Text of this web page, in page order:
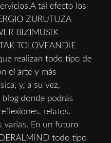
tal efecto los
ZURUTUZA
BIZIMUSIK
TOLOVEANDIE
realizan todo tipo de
el arte y más
y, a su vez,
blog donde podrás
relatos,
varias. En un futuro
todo tipo